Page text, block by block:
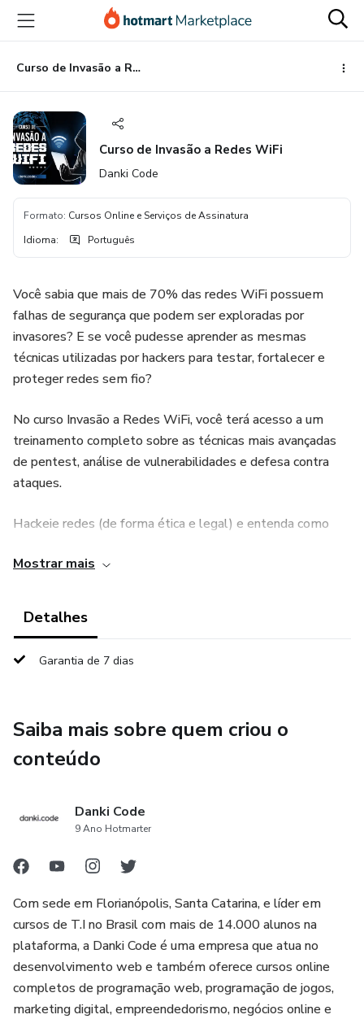
para
conteúdo
principal
para
pagamento
para
rodapé
Curso de Invasão a Redes WiFi
Curso de Invasão a Redes WiFi
Danki Code
Formato: Cursos Online e Serviços de Assinatura
Idioma: Português
Você sabia que mais de 70% das redes WiFi possuem
falhas de segurança que podem ser exploradas por
invasores? E se você pudesse aprender as mesmas
técnicas utilizadas por hackers para testar, fortalecer e
proteger redes sem fio?
No curso Invasão a Redes WiFi, você terá acesso a um
treinamento completo sobre as técnicas mais avançadas
de pentest, análise de vulnerabilidades e defesa contra
ataques.
Hackeie redes (de forma ética e legal) e entenda como
aconteçam.
Iniciantes e entusiastas que querem entrar no mundo do
hacking ético e pentest.
Profissionais de TI e cibersegurança que desejam aprimorar
seus conhecimentos.
Curiosos que querem entender como os hackers agem para
se defender de ataques.
Seja para ampliar seus conhecimentos em segurança
digital, se destacar no mercado de cibersegurança, ou
curso é para você.
Mostrar mais
Detalhes
Garantia de 7 dias
Saiba mais sobre quem criou o
conteúdo
Danki Code
9 Ano Hotmarter
Com sede em Florianópolis, Santa Catarina, e líder em
cursos de T.I no Brasil com mais de 14.000 alunos na
plataforma, a Danki Code é uma empresa que atua no
desenvolvimento web e também oferece cursos online
completos de programação web, programação de jogos,
marketing digital, empreendedorismo, negócios online e